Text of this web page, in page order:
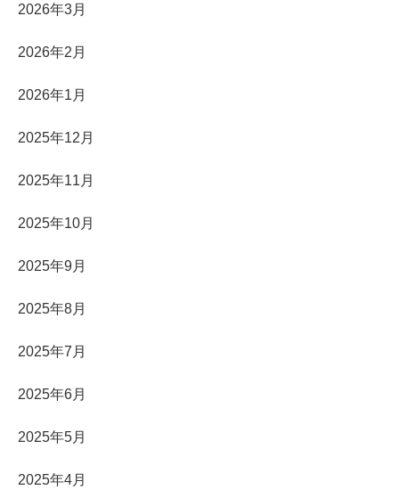
2026年3月
2026年2月
2026年1月
2025年12月
2025年11月
2025年10月
2025年9月
2025年8月
2025年7月
2025年6月
2025年5月
2025年4月